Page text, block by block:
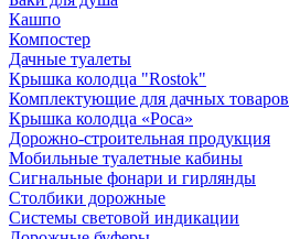
Кашпо
Компостер
Дачные туалеты
Крышка колодца "Rostok"
Комплектующие для дачных товаров
Крышка колодца «Роса»
Дорожно-строительная продукция
Мобильные туалетные кабины
Сигнальные фонари и гирлянды
Столбики дорожные
Системы световой индикации